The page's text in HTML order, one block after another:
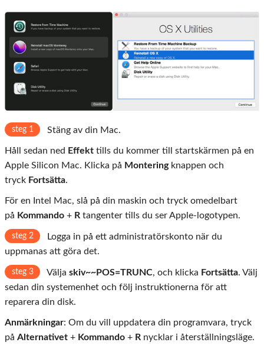
steg 1 Stäng av din Mac.
Håll sedan ned Effekt tills du kommer till startskärmen på en
Apple Silicon Mac. Klicka på Monteringknappen och
tryck Fortsätta.
För en Intel Mac, slå på din maskin och tryck omedelbart
på Kommando + R tangenter tills du ser Apple-logotypen.
steg 2
Logga in på ett administratörskonto när du
uppmanas att göra det.
steg 3 Välja skiv~~POS=TRUNC, och klicka Fortsätta. Välj
sedan din systemenhet och följ instruktionerna för att
reparera din disk.
Anmärkningar: Om du vill uppdatera din programvara, tryck
på Alternativet + Kommando + R nycklar i återställningsläge.